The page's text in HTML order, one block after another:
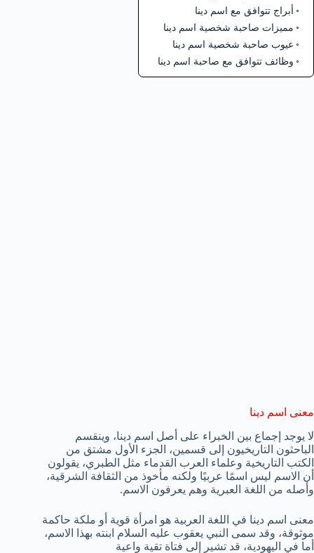
أبراج تتوافق مع اسم دينا
مميزات صاحبة شخصية اسم دينا
عيوب صاحبة شخصية اسم دينا
وظائف تتوافق مع صاحبة اسم دينا
معنى اسم دينا
لا يوجد إجماع بين الخبراء على أصل اسم دينا، وينقسم
الباحثون التاريخيون إلى قسمين، الجزء الأول مشتق من
الكتب التاريخية وعلماء العرب القدماء مثل الطبري، يقولون
أن الاسم ليس اسمًا عربيًا ولكنه مأخوذ من الثقافة الشرقية،
وأصله من اللغة العبرية وهم يعرفون الاسم.
معنى اسم دينا في اللغة العربية هو امرأة قوية أو ملكة حاكمة
موثوقة، وقد سمى النبي يعقوب عليه السلام ابنته بهذا الاسم،
أما في اليهودية، قد تشير إلى فتاة تقية واعية